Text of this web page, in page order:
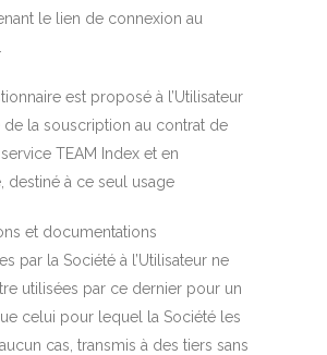
le lien de connexion au
est proposé à l’Utilisateur
de la souscription au contrat de
TEAM Index et en
destiné à ce seul usage
et documentations
par la Société à l’Utilisateur ne
utilisées par ce dernier pour un
celui pour lequel la Société les
cas, transmis à des tiers sans